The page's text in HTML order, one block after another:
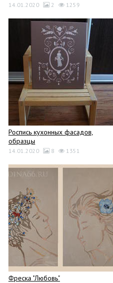
14.01.2020 2 1259
Роспись кухонных фасадов,
образцы
14.01.2020 8 1351
Фреска "Любовь"